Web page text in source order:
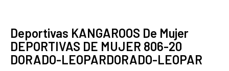
Deportivas KANGAROOS De Mujer
DEPORTIVAS DE MUJER 806-20
DORADO-LEOPARDORADO-LEOPAR